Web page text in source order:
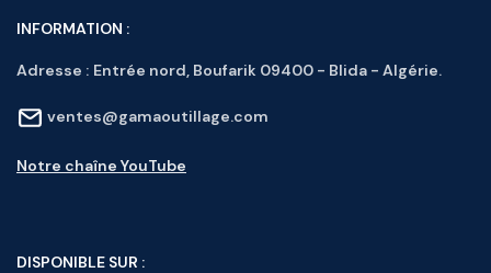
INFORMATION :
Adresse : Entrée nord, Boufarik 09400 - Blida - Algérie.
ventes@gamaoutillage.com
Notre chaîne YouTube
DISPONIBLE SUR :